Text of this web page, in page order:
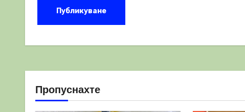
Пропуснахте